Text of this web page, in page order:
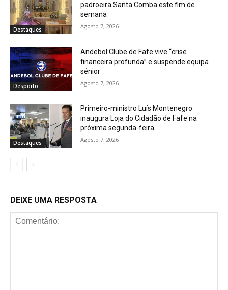
Destaques
padroeira Santa Comba este fim de
semana
Agosto 7, 2026
Desporto
Andebol Clube de Fafe vive “crise
financeira profunda” e suspende equipa
sénior
Agosto 7, 2026
Destaques
Primeiro-ministro Luís Montenegro
inaugura Loja do Cidadão de Fafe na
próxima segunda-feira
Agosto 7, 2026
DEIXE UMA RESPOSTA